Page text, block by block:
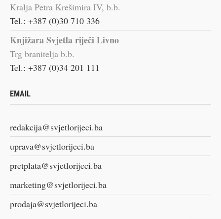
Kralja Petra Krešimira IV, b.b.
Tel.: +387 (0)30 710 336
Knjižara Svjetla riječi Livno
Trg branitelja b.b.
Tel.: +387 (0)34 201 111
EMAIL
redakcija@svjetlorijeci.ba
uprava@svjetlorijeci.ba
pretplata@svjetlorijeci.ba
marketing@svjetlorijeci.ba
prodaja@svjetlorijeci.ba